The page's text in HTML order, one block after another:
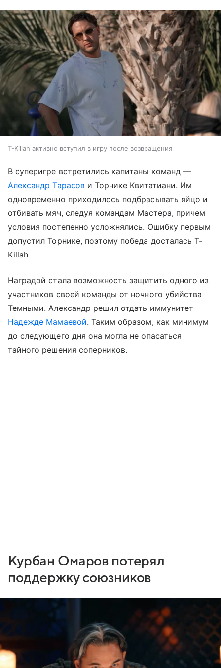
T-Killah активно вступил в игру после возвращения
В суперигре встретились капитаны команд —
Александр Тарасови Торнике Квитатиани. Им
одновременно приходилось подбрасывать яйцо и
отбивать мяч, следуя командам Мастера, причем
условия постепенно усложнялись. Ошибку первым
допустил Торнике, поэтому победа досталась T-
Killah.
Наградой стала возможность защитить одного из
участников своей команды от ночного убийства
Темными. Александр решил отдать иммунитет
Надежде Мамаевой. Таким образом, как минимум
до следующего дня она могла не опасаться
тайного решения соперников.
Курбан Омаров потерял
поддержку союзников